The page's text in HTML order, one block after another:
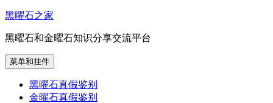
跳
内
容
黑曜石之家
黑曜石和金曜石知识分享交流平台
菜单和挂件
黑曜石真假鉴别
金曜石真假鉴别